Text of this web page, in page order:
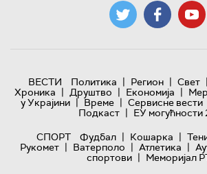
ВЕСТИ Политика | Регион | Свет |
Хроника | Друштво | Економија |
у Украјини | Време | Сервисне вести
Подкаст | ЕУ могућности
СПОРТ
Фудбал | Кошарка |
Рукомет | Ватерполо | Атлетика |
спортови | Меморијал